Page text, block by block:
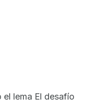
lema El desafío